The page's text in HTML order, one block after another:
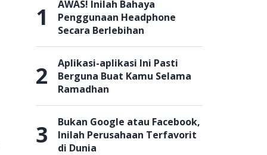
1
AWAS! Inilah Bahaya
Penggunaan Headphone
Secara Berlebihan
2
Aplikasi-aplikasi Ini Pasti
Berguna Buat Kamu Selama
Ramadhan
3
Bukan Google atau Facebook,
Inilah Perusahaan Terfavorit
di Dunia